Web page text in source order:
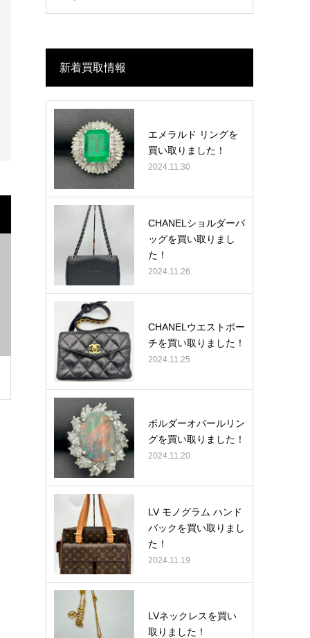
新着買取情報
エメラルド リングを
買い取りました！
2024.11.30
CHANELショルダーバ
ッグを買い取りまし
た！
2024.11.26
CHANELウエストポー
チを買い取りました！
2024.11.25
ボルダーオパールリン
グを買い取りました！
2024.11.20
LV モノグラム ハンド
バックを買い取りまし
た！
2024.11.19
LVネックレスを買い
取りました！